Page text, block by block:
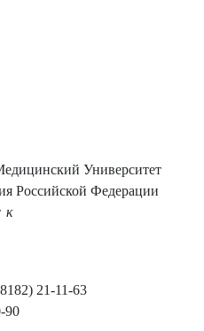
Университет
Российской Федерации
21-11-63
90